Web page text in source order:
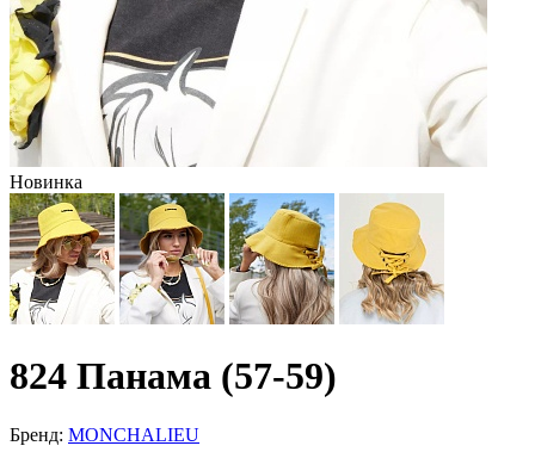
Новинка
824 Панама (57-59)
Бренд: MONCHALIEU